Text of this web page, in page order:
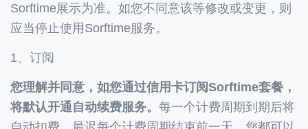
Sorftime展示为准。如您不同意该等修改或变更，则
应当停止使用Sorftime服务。
1、订阅
您理解并同意，如您通过信用卡订阅Sorftime套餐，
将默认开通自动续费服务。 每一个计费周期到期后将